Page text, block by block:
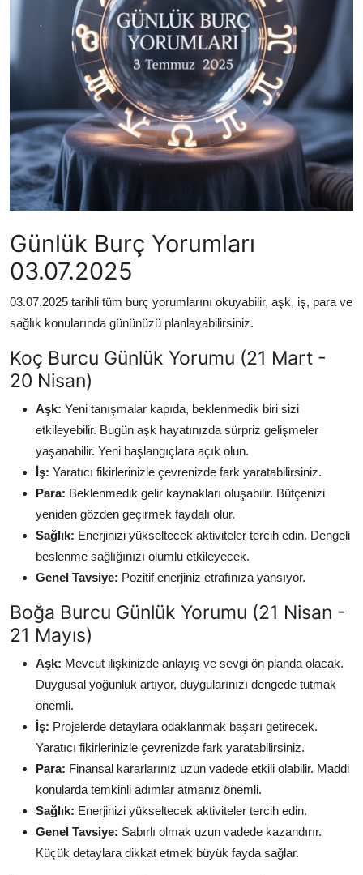
Günlük Burç Yorumları
03.07.2025
03.07.2025 tarihli tüm burç yorumlarını okuyabilir, aşk, iş, para ve
sağlık konularında gününüzü planlayabilirsiniz.
Koç Burcu Günlük Yorumu (21 Mart -
20 Nisan)
Aşk: Yeni tanışmalar kapıda, beklenmedik biri sizi
etkileyebilir. Bugün aşk hayatınızda sürpriz gelişmeler
yaşanabilir. Yeni başlangıçlara açık olun.
İş: Yaratıcı fikirlerinizle çevrenizde fark yaratabilirsiniz.
Para: Beklenmedik gelir kaynakları oluşabilir. Bütçenizi
yeniden gözden geçirmek faydalı olur.
Sağlık: Enerjinizi yükseltecek aktiviteler tercih edin. Dengeli
beslenme sağlığınızı olumlu etkileyecek.
Genel Tavsiye: Pozitif enerjiniz etrafınıza yansıyor.
Boğa Burcu Günlük Yorumu (21 Nisan -
21 Mayıs)
Aşk: Mevcut ilişkinizde anlayış ve sevgi ön planda olacak.
Duygusal yoğunluk artıyor, duygularınızı dengede tutmak
önemli.
İş: Projelerde detaylara odaklanmak başarı getirecek.
Yaratıcı fikirlerinizle çevrenizde fark yaratabilirsiniz.
Para: Finansal kararlarınız uzun vadede etkili olabilir. Maddi
konularda temkinli adımlar atmanız önemli.
Sağlık: Enerjinizi yükseltecek aktiviteler tercih edin.
Genel Tavsiye: Sabırlı olmak uzun vadede kazandırır.
Küçük detaylara dikkat etmek büyük fayda sağlar.